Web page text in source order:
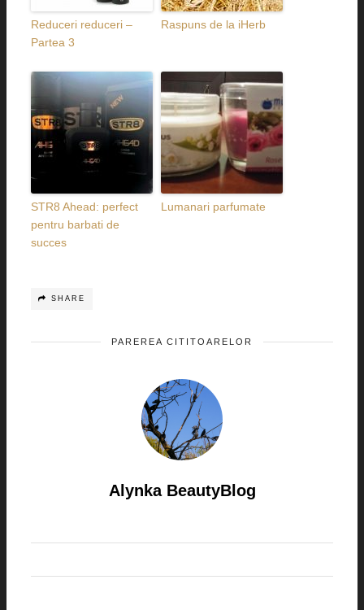
Reduceri reduceri –
Partea 3
Raspuns de la iHerb
STR8 Ahead: perfect
pentru barbati de
succes
Lumanari parfumate
SHARE
PAREREA CITITOARELOR
Alynka BeautyBlog